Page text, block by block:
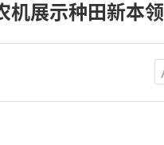
机展示种田新本领